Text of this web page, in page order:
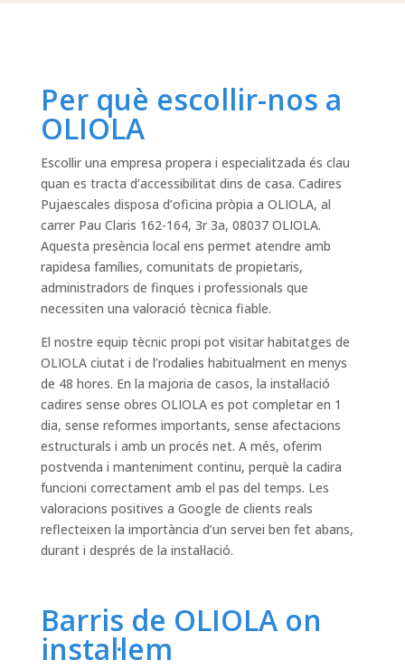
Per què escollir-nos a
OLIOLA
Escollir una empresa propera i especialitzada és clau
quan es tracta d’accessibilitat dins de casa. Cadires
Pujaescales disposa d’oficina pròpia a OLIOLA, al
carrer Pau Claris 162-164, 3r 3a, 08037 OLIOLA.
Aquesta presència local ens permet atendre amb
rapidesa famílies, comunitats de propietaris,
administradors de finques i professionals que
necessiten una valoració tècnica fiable.
El nostre equip tècnic propi pot visitar habitatges de
OLIOLA ciutat i de l’rodalies habitualment en menys
de 48 hores. En la majoria de casos, la instal·lació
cadires sense obres OLIOLA es pot completar en 1
dia, sense reformes importants, sense afectacions
estructurals i amb un procés net. A més, oferim
postvenda i manteniment continu, perquè la cadira
funcioni correctament amb el pas del temps. Les
valoracions positives a Google de clients reals
reflecteixen la importància d’un servei ben fet abans,
durant i després de la instal·lació.
Barris de OLIOLA on
instal·lem